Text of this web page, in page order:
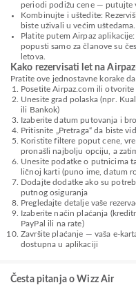
periodi podižu cene — putujte
Kombinujte i uštedite:
biste uživali u većim uštedama.
Platite putem Airpaz
popusti samo za članove su
letova.
Kako rezervisati let na
Pratite ove jednostavne korake
Posetite Airpaz.com ili otvorite
Unesite grad polaska (npr.
ili Bankok)
Izaberite datum putovanja i
Pritisnite „Pretraga“ da biste
Koristite filtere poput cene,
pronašli najbolju opciju, a
Unesite podatke o putnicima
ličnoj karti (puno ime, datum
Dodajte dodatke ako su
putnog osiguranja
Pregledajte detalje vaše
Izaberite način plaćanja
PayPal ili na rate)
Završite plaćanje — vaša e-
dostupna u aplikaciji
Česta pitanja o Wizz Air